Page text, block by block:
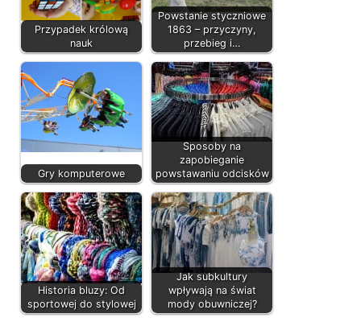
Przypadek królową
nauk
Powstanie styczniowe
1863 – przyczyny,
przebieg i…
Gry komputerowe
Sposoby na
zapobieganie
powstawaniu odcisków
Historia bluzy: Od
sportowej do stylowej
Jak subkultury
wpływają na świat
mody obuwniczej?